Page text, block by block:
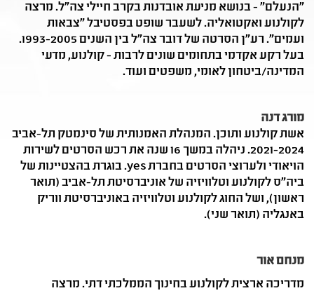
"הנעלם" - בנושא מניעת אובדנות בקרב חיילי צה"ל. מרצה
לקולנוע ואקטואליה. לשעבר שופט בפסטיבל "צבאות
ועמים". רע"ן הסרטה של דובר צה"ל בין השנים 1993-2005.
בעל רקע אקדמי בתחומים שונים לרבות - קולנוע, מדעי
המדינה/ביטחון לאומי, משפטים ועוד.
מורג דנה
אשת קולנוע ותוכן. המנהלת האמנותית של סינמטק תל-אביב
2021-2024. ניהלה במשך 16 שנה את רכש הסרטים לשירות
הויאודי ולערוצי הסרטים בחברת yes. בוגרת בהצטיינות של
ביה"ס לקולנוע וטלוויזיה של אוניברסיטת תל-אביב (תואר
ראשון), ושל החוג לקולנוע וטלוויזיה באוניברסיטת ווריק
באנגליה (תואר שני).
מנחם אור
מדריכה ארצית לקולנוע בחינוך הממלכתי דתי. מרצה